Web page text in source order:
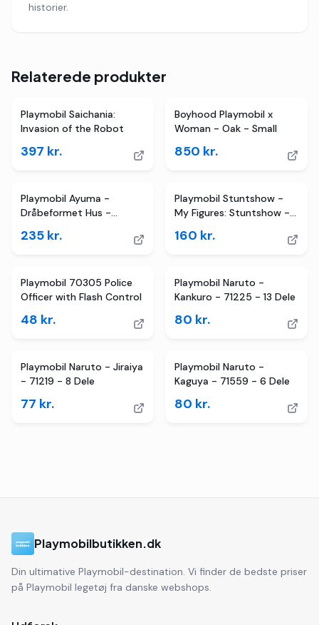
historier.
Relaterede produkter
Playmobil Saichania:
Invasion of the Robot
397 kr.
Boyhood Playmobil x
Woman - Oak - Small
850 kr.
Playmobil Ayuma -
Dråbeformet Hus -
235 kr.
Playmobil Stuntshow -
My Figures: Stuntshow -
160 kr.
Playmobil 70305 Police
Officer with Flash Control
48 kr.
Playmobil Naruto -
Kankuro - 71225 - 13 Dele
80 kr.
Playmobil Naruto - Jiraiya
- 71219 - 8 Dele
77 kr.
Playmobil Naruto -
Kaguya - 71559 - 6 Dele
80 kr.
Playmobilbutikken.dk
Din ultimative Playmobil-destination. Vi finder de bedste priser
på Playmobil legetøj fra danske webshops.